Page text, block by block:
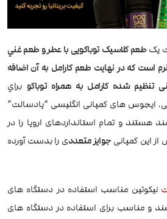
یک طعم کلاسیک توباکویی با عطر و طعم غني
نرم است که در نهايت طعم کارامل به آن اضافه
تنظیم شده کارامل به همراه توباکو براي
ایجوس های کمپانی انگلیسی “پادسالت”
هستند و تمام استانداردهای اروپا را در
از این کمپانیجوایز متعددی را بدست آورده
نیکوتین مناسب استفاده در دستگاه های
و مناسب برای استفاده در دستگاه های